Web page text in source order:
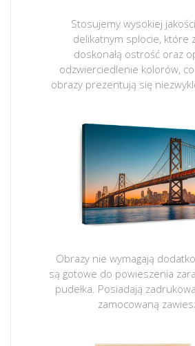
Stosujemy wysokiej
delikatnym splocie, które
doskonałą ostrość oraz
odzwierciedlenie kolorów,
obrazy prezentują się
Obrazy nie wymagają
są gotowe do powieszenia
pudełka. Posiadają
zamocowaną